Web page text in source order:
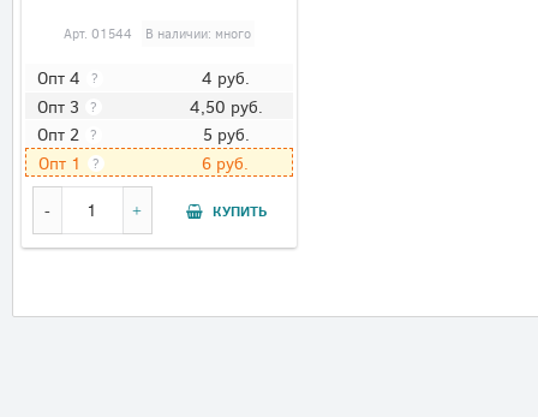
Арт. 01544 В наличии: много
Опт 4 ? 4 руб.
Опт 3 ? 4,50 руб.
Опт 2 ? 5 руб.
Опт 1 ? 6 руб.
КУПИТЬ